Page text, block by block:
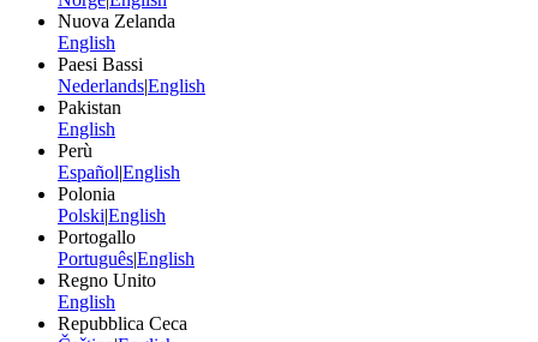
Nuova Zelanda
English
Paesi Bassi
Nederlands|English
Pakistan
English
Perù
Español|English
Polonia
Polski|English
Portogallo
Português|English
Regno Unito
English
Repubblica Ceca